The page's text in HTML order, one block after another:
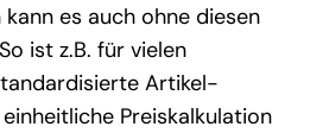
es auch ohne diesen
ist z.B. für vielen
Artikel-
Preiskalkulation